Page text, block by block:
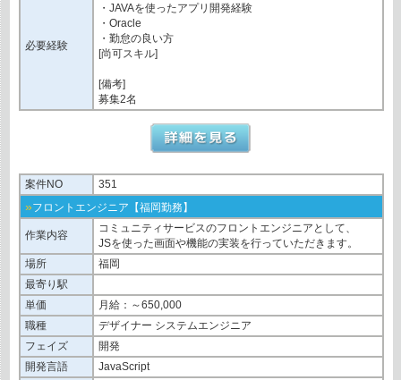
必要経験
・JAVAを使ったアプリ開発経験
・Oracle
・勤怠の良い方
[尚可スキル]
[備考]
募集2名
案件NO 351
»フロントエンジニア【福岡勤務】
作業内容
コミュニティサービスのフロントエンジニアとして、
JSを使った画⾯や機能の実装を⾏っていただきます。
場所
福岡
最寄り駅
単価
月給：～650,000
職種
デザイナー システムエンジニア
フェイズ
開発
開発言語
JavaScript